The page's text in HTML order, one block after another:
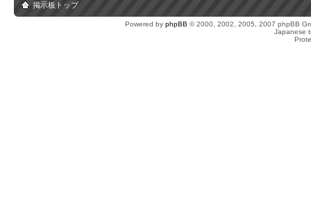
掲示板トップ
Powered by phpBB © 2000, 2002, 2005, 2007 phpBB
Japanese